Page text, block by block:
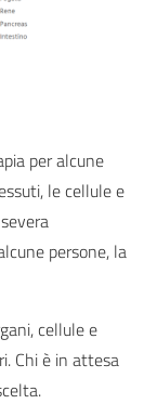
per alcune
le cellule e
persone, la
cellule e
Chi è in attesa